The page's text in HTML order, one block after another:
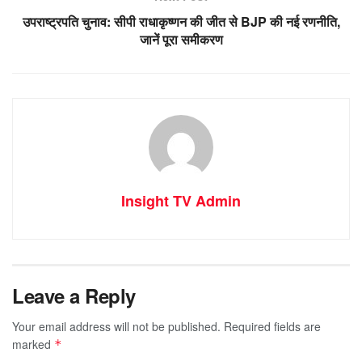
उपराष्ट्रपति चुनाव: सीपी राधाकृष्णन की जीत से BJP की नई रणनीति,
जानें पूरा समीकरण
Insight TV Admin
Leave a Reply
Your email address will not be published. Required fields are
marked *